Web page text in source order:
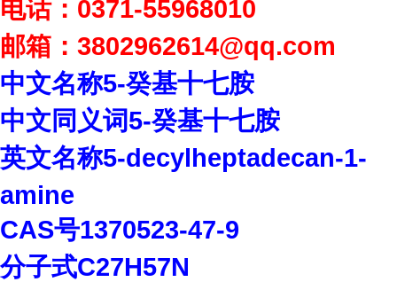
电话： 0371-55968010
邮箱： 3802962614@qq.com
中文名称5-癸基十七胺
中文同义词5-癸基十七胺
英文名称5-decylheptadecan-1-
amine
CAS号1370523-47-9
分子式C27H57N